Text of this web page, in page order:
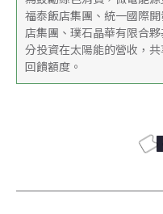
福泰飯店集團、統一國際
店集團、璞石晶華有限合
分投資在太陽能的營收，
回饋額度。